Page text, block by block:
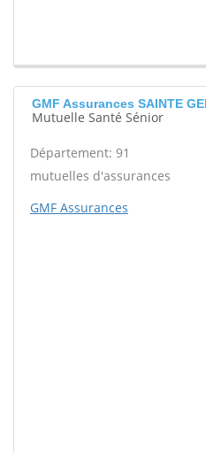
GMF Assurances SAINTE
Mutuelle Santé Sénior
Département: 91
mutuelles d'assurances
GMF Assurances